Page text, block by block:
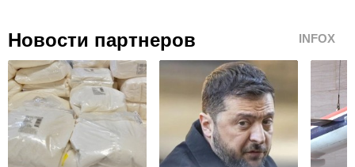
Новости партнеров INFOX